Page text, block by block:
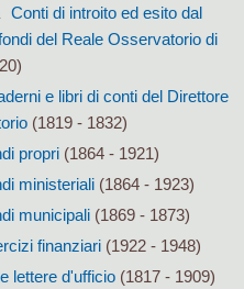
Conti di introito ed esito dal
del Reale Osservatorio di
e libri di conti del Direttore
(1819 - 1832)
propri(1864 - 1921)
ministeriali(1864 - 1923)
municipali(1869 - 1873)
finanziari(1922 - 1948)
lettere d'ufficio (1817 - 1909)